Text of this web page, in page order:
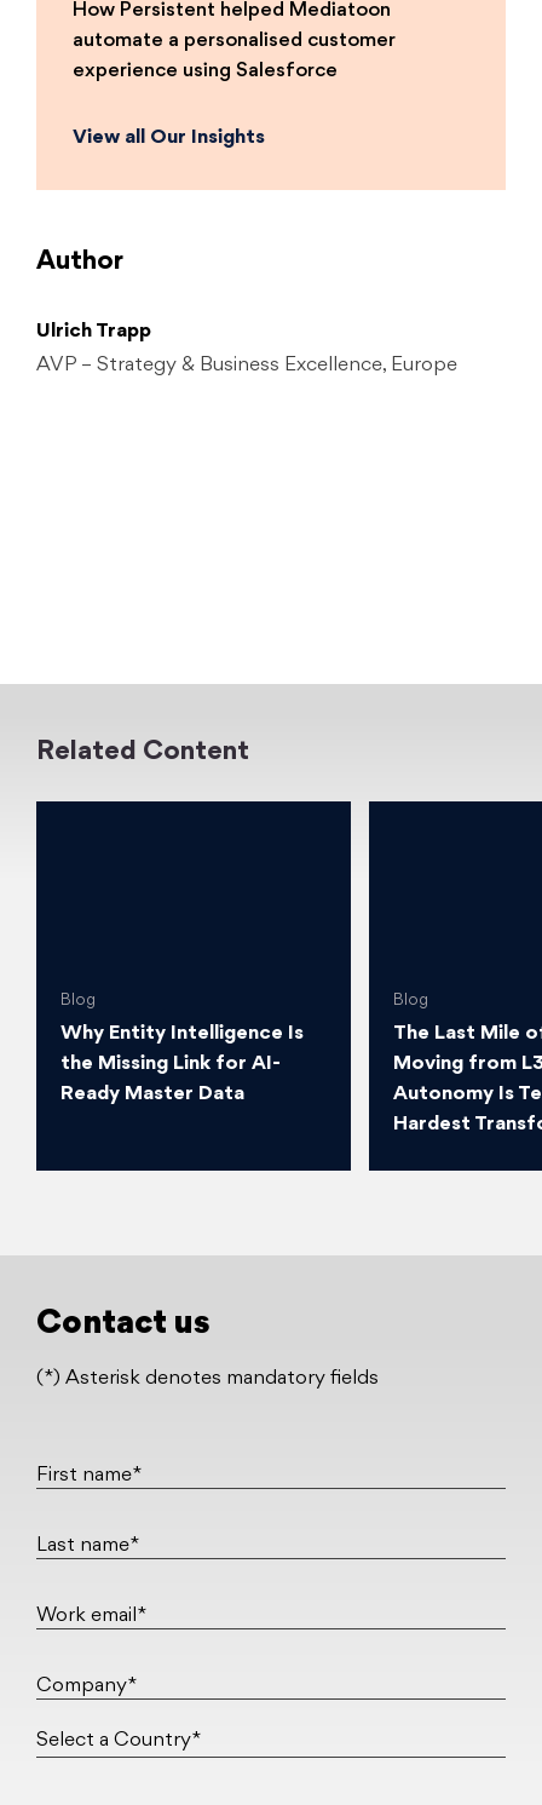
How Persistent helped Mediatoon
automate a personalised customer
experience using Salesforce
View all Our Insights
Author
Ulrich Trapp
AVP – Strategy & Business Excellence, Europe
Related Content
Blog
Why Entity Intelligence Is
the Missing Link for AI-
Ready Master Data
Blog
The Last Mile
Moving from
Autonomy Is
Hardest
Contact us
(*) Asterisk denotes mandatory fields
First name*
Last name*
Work email*
Company*